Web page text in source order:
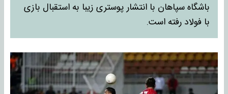
باشگاه سپاهان با انتشار پوستری زیبا به استقبال بازی
با فولاد رفته است.